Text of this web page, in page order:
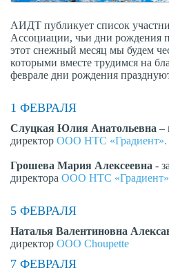
АИДТ публикует список
Ассоциации, чьи дни рождения
этот снежный месяц мы будем
которыми вместе трудимся на
феврале дни рождения
1 ФЕВРАЛЯ
Слуцкая Юлия Анатольевна –
директор ООО НТС «Градиент».
Грошева Мария Алексеевна -
директора ООО НТС «Градиент»
5 ФЕВРАЛЯ
Наталья Валентиновна
директор ООО Choupette
7 ФЕВРАЛЯ